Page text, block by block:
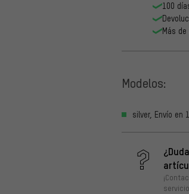
100
Más
Modelos:
silver, Envío en